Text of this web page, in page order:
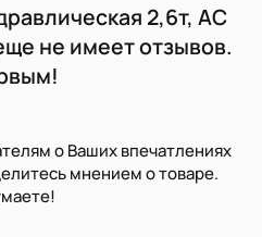
2,6т, AC
не имеет отзывов.
о Ваших впечатлениях
мнением о товаре.